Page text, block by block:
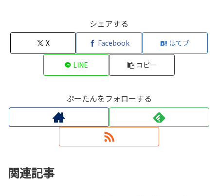
シェアする
X Facebook はてブ
LINE コピー
ぷーたんをフォローする
関連記事